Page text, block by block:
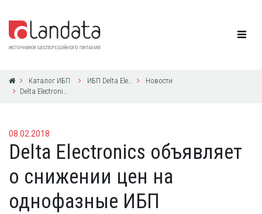
Каталог ИБП ИБП Delta Electronics
Новости
Delta Electronics объявляет о снижении цен на однофазные ИБП
08.02.2018
Delta Electronics объявляет
о снижении цен на
однофазные ИБП